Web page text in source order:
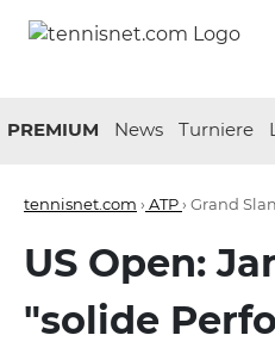
PREMIUM News Turniere
tennisnet.com › ATP› Grand
US Open:
"solide